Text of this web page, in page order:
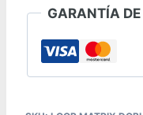
GARANTÍA DE